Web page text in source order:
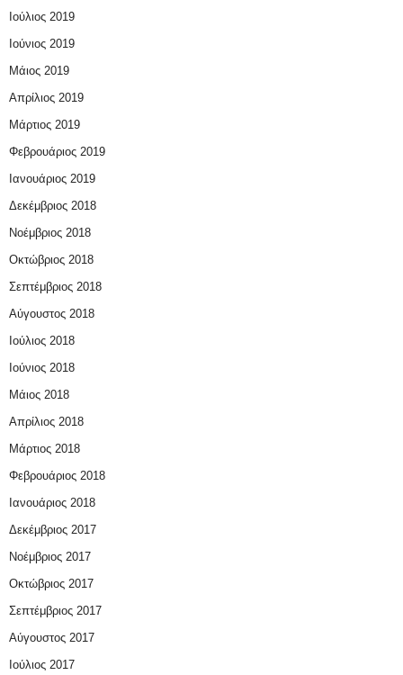
Ιούλιος 2019
Ιούνιος 2019
Μάιος 2019
Απρίλιος 2019
Μάρτιος 2019
Φεβρουάριος 2019
Ιανουάριος 2019
Δεκέμβριος 2018
Νοέμβριος 2018
Οκτώβριος 2018
Σεπτέμβριος 2018
Αύγουστος 2018
Ιούλιος 2018
Ιούνιος 2018
Μάιος 2018
Απρίλιος 2018
Μάρτιος 2018
Φεβρουάριος 2018
Ιανουάριος 2018
Δεκέμβριος 2017
Νοέμβριος 2017
Οκτώβριος 2017
Σεπτέμβριος 2017
Αύγουστος 2017
Ιούλιος 2017